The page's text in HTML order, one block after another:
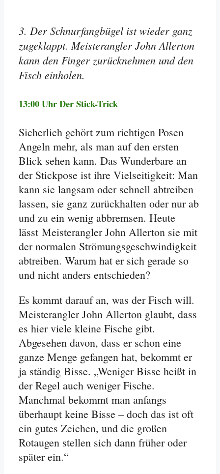
3. Der Schnurfangbügel ist wieder ganz
zugeklappt. Meisterangler John Allerton
kann den Finger zurücknehmen und den
Fisch einholen.
13:00 Uhr Der Stick-Trick
Sicherlich gehört zum richtigen Posen
Angeln mehr, als man auf den ersten
Blick sehen kann. Das Wunderbare an
der Stickpose ist ihre Vielseitigkeit: Man
kann sie langsam oder schnell abtreiben
lassen, sie ganz zurückhalten oder nur ab
und zu ein wenig abbremsen. Heute
lässt Meisterangler John Allerton sie mit
der normalen Strömungsgeschwindigkeit
abtreiben. Warum hat er sich gerade so
und nicht anders entschieden?
Es kommt darauf an, was der Fisch will.
Meisterangler John Allerton glaubt, dass
es hier viele kleine Fische gibt.
Abgesehen davon, dass er schon eine
ganze Menge gefangen hat, bekommt er
ja ständig Bisse. „Weniger Bisse heißt in
der Regel auch weniger Fische.
Manchmal bekommt man anfangs
überhaupt keine Bisse – doch das ist oft
ein gutes Zeichen, und die großen
Rotaugen stellen sich dann früher oder
später ein.“